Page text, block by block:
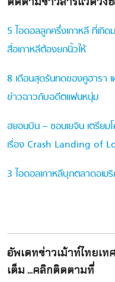
5 ไอดอลลูกครึ่งเกาหลี ที่เกิ
สื่อเกาหลีต้องยกนิ้วให้
8 เดือนสุดรันทดของคูฮารา
ข่าวฉาวกับอดีตแฟนหนุ่ม
ฮยอนบิน – ซอนเยจิน เตรียม
เรื่อง Crash Landing of
3 ไอดอลเกาหลีบุกตลาดอเ
อัพเดทข่าวเม้าท์ไทยเ
เต็ม ...คลิกติดตามที่